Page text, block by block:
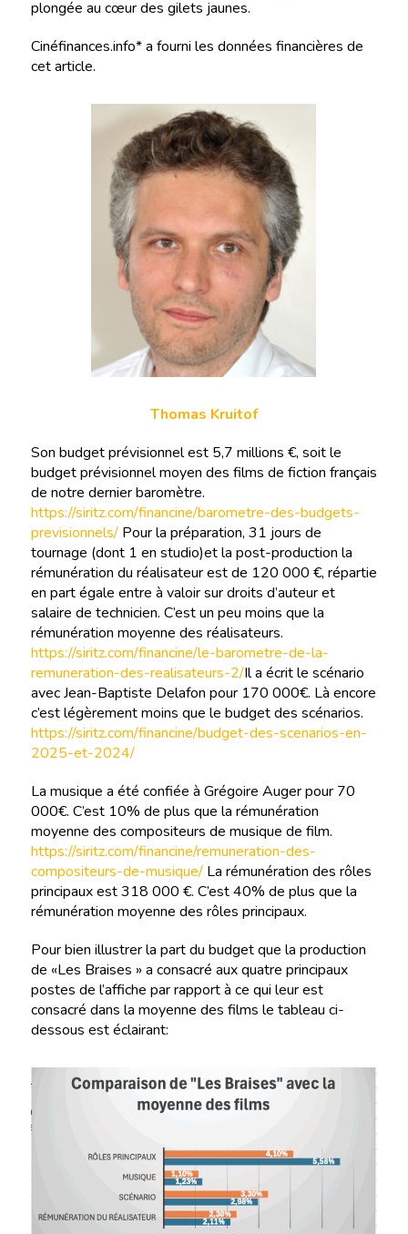
plongée au cœur des gilets jaunes.
Cinéfinances.info* a fourni les données financières de
cet article.
Thomas Kruitof
Son budget prévisionnel est 5,7 millions €, soit le
budget prévisionnel moyen des films de fiction français
de notre dernier baromètre.
https://siritz.com/financine/barometre-des-budgets-
previsionnels/Pour la préparation, 31 jours de
tournage (dont 1 en studio)et la post-production la
rémunération du réalisateur est de 120 000 €, répartie
en part égale entre à valoir sur droits d’auteur et
salaire de technicien. C’est un peu moins que la
rémunération moyenne des réalisateurs.
https://siritz.com/financine/le-barometre-de-la-
remuneration-des-realisateurs-2/Il a écrit le scénario
avec Jean-Baptiste Delafon pour 170 000€. Là encore
c’est légèrement moins que le budget des scénarios.
https://siritz.com/financine/budget-des-scenarios-en-
2025-et-2024/
La musique a été confiée à Grégoire Auger pour 70
000€. C’est 10% de plus que la rémunération
moyenne des compositeurs de musique de film.
https://siritz.com/financine/remuneration-des-
compositeurs-de-musique/La rémunération des rôles
principaux est 318 000 €. C’est 40% de plus que la
rémunération moyenne des rôles principaux.
Pour bien illustrer la part du budget que la production
de «Les Braises » a consacré aux quatre principaux
postes de l’affiche par rapport à ce qui leur est
consacré dans la moyenne des films le tableau ci-
dessous est éclairant: